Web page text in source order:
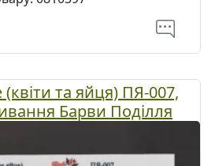
та яйця) ПЯ-007,
Барви Поділля